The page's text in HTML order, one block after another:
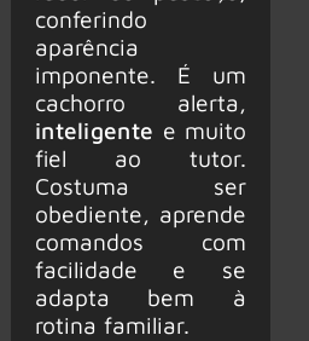
conferindo
aparência
imponente. É um
cachorro alerta,
inteligente e muito
fiel ao tutor.
Costuma ser
obediente, aprende
comandos com
facilidade e se
adapta bem à
rotina familiar.